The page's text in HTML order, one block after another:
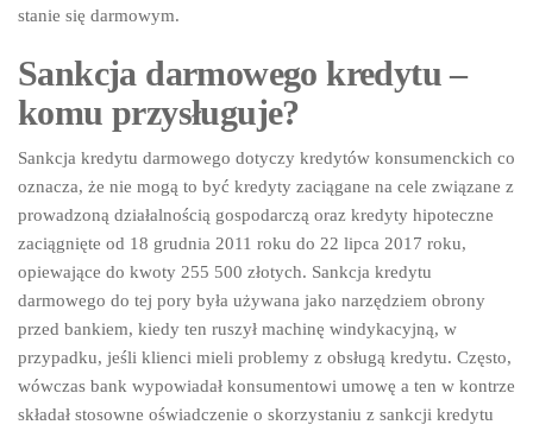
stanie się darmowym.
Sankcja darmowego kredytu –
komu przysługuje?
Sankcja kredytu darmowego dotyczy kredytów konsumenckich co
oznacza, że nie mogą to być kredyty zaciągane na cele związane z
prowadzoną działalnością gospodarczą oraz kredyty hipoteczne
zaciągnięte od 18 grudnia 2011 roku do 22 lipca 2017 roku,
opiewające do kwoty 255 500 złotych. Sankcja kredytu
darmowego do tej pory była używana jako narzędziem obrony
przed bankiem, kiedy ten ruszył machinę windykacyjną, w
przypadku, jeśli klienci mieli problemy z obsługą kredytu. Często,
wówczas bank wypowiadał konsumentowi umowę a ten w kontrze
składał stosowne oświadczenie o skorzystaniu z sankcji kredytu